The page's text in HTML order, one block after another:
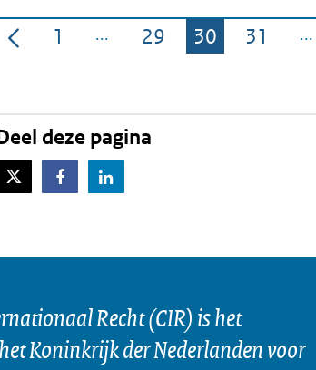
Pagina
1 Pagina
29 Pagina
30 Pagina
31
deze pagina
X-TwitterFacebookLinkedIn
Recht (CIR) is het
Koninkrijk der Nederlanden voor